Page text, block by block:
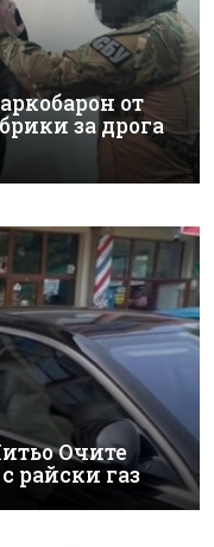
от
за дрога
Очите
райски газ